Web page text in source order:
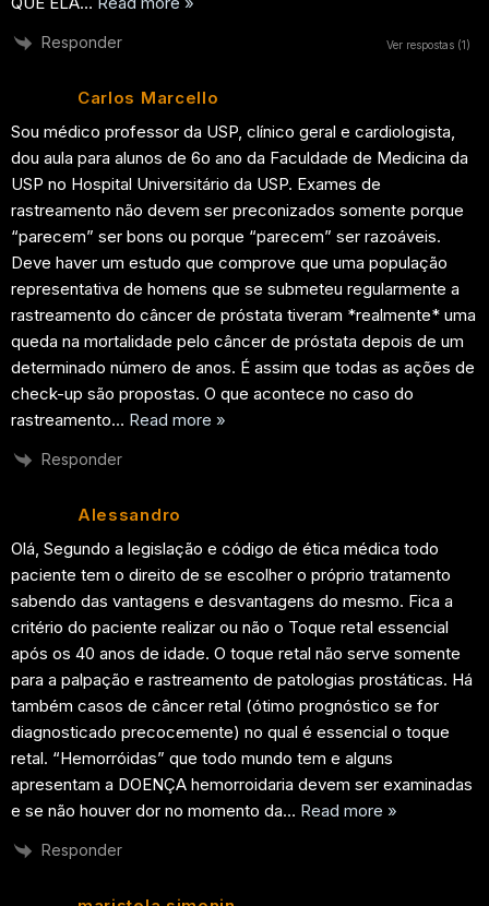
Responder Ver respostas (1)
Carlos Marcello
Sou médico professor da USP, clínico geral e cardiologista,
dou aula para alunos de 6o ano da Faculdade de Medicina da
USP no Hospital Universitário da USP. Exames de
rastreamento não devem ser preconizados somente porque
“parecem” ser bons ou porque “parecem” ser razoáveis.
Deve haver um estudo que comprove que uma população
representativa de homens que se submeteu regularmente a
rastreamento do câncer de próstata tiveram *realmente* uma
queda na mortalidade pelo câncer de próstata depois de um
determinado número de anos. É assim que todas as ações de
check-up são propostas. O que acontece no caso do
rastreamento… Read more »
Responder
Alessandro
Olá, Segundo a legislação e código de ética médica todo
paciente tem o direito de se escolher o próprio tratamento
sabendo das vantagens e desvantagens do mesmo. Fica a
critério do paciente realizar ou não o Toque retal essencial
após os 40 anos de idade. O toque retal não serve somente
para a palpação e rastreamento de patologias prostáticas. Há
também casos de câncer retal (ótimo prognóstico se for
diagnosticado precocemente) no qual é essencial o toque
retal. “Hemorróidas” que todo mundo tem e alguns
apresentam a DOENÇA hemorroidaria devem ser examinadas
e se não houver dor no momento da… Read more »
Responder